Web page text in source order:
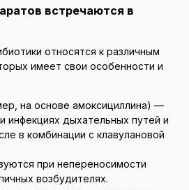
встречаются в
относятся к различным
имеет свои особенности и
на основе амоксициллина) —
инфекциях дыхательных путей и
в комбинации с клавулановой
при непереносимости
возбудителях.